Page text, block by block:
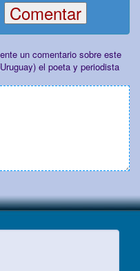
un comentario sobre este
el poeta y periodista